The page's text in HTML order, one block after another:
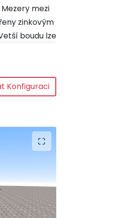
mezi
zinkovým
boudu lze
dle Vašich
například
I pod
pod
Konfiguraci